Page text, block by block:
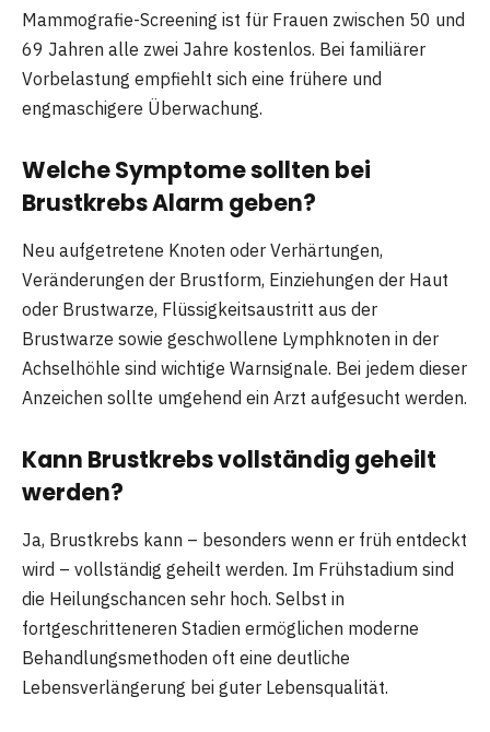
Mammografie-Screening ist für Frauen zwischen 50 und
69 Jahren alle zwei Jahre kostenlos. Bei familiärer
Vorbelastung empfiehlt sich eine frühere und
engmaschigere Überwachung.
Welche Symptome sollten bei
Brustkrebs Alarm geben?
Neu aufgetretene Knoten oder Verhärtungen,
Veränderungen der Brustform, Einziehungen der Haut
oder Brustwarze, Flüssigkeitsaustritt aus der
Brustwarze sowie geschwollene Lymphknoten in der
Achselhöhle sind wichtige Warnsignale. Bei jedem dieser
Anzeichen sollte umgehend ein Arzt aufgesucht werden.
Kann Brustkrebs vollständig geheilt
werden?
Ja, Brustkrebs kann – besonders wenn er früh entdeckt
wird – vollständig geheilt werden. Im Frühstadium sind
die Heilungschancen sehr hoch. Selbst in
fortgeschritteneren Stadien ermöglichen moderne
Behandlungsmethoden oft eine deutliche
Lebensverlängerung bei guter Lebensqualität.